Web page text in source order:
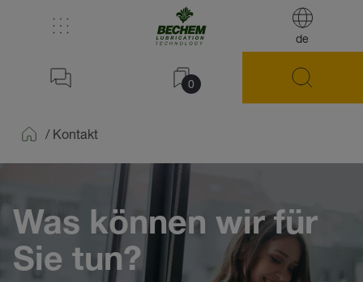
de
0
/ Kontakt
Was können wir für
Sie tun?